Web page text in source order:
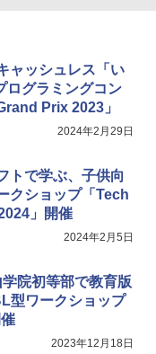
ャッシュレス「い
ログラミングコン
Prix 2023」
2024年2月29日
トで学ぶ、子供向
クショップ「Tech
」開催
2024年2月5日
院初等部で教育版
型ワークショップ
2023年12月18日